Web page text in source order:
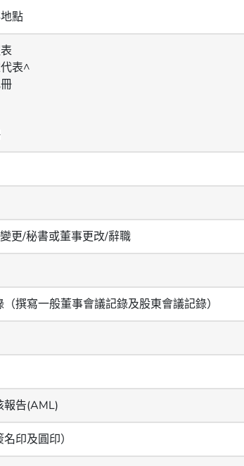
點
表^
更/秘書或董事更改/辭職
撰寫一般董事會議記錄及股東會議記錄）
報告(AML)
印及圓印）